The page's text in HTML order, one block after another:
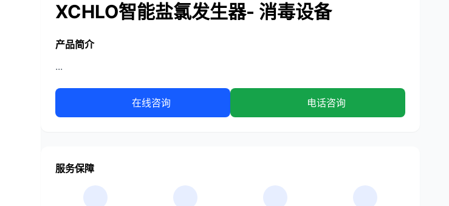
XCHLO智能盐氯发生器- 消毒设备
产品简介
...
在线咨询 电话咨询
服务保障